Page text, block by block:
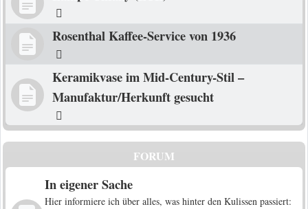
Rosenthal Kaffee-Service von 1936
Keramikvase im Mid-Century-Stil –
Manufaktur/Herkunft gesucht
FORUM
In eigener Sache
Hier informiere ich über alles, was hinter den Kulissen passiert: